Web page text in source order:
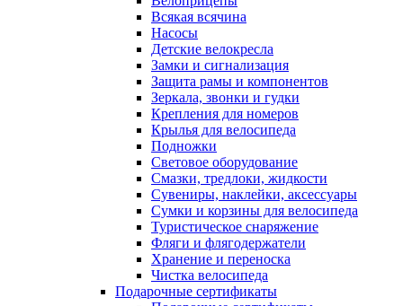
Всякая всячина
Насосы
Детские велокресла
Замки и сигнализация
Защита рамы и компонентов
Зеркала, звонки и гудки
Крепления для номеров
Крылья для велосипеда
Подножки
Световое оборудование
Смазки, тредлоки, жидкости
Сувениры, наклейки, аксессуары
Сумки и корзины для велосипеда
Туристическое снаряжение
Фляги и флягодержатели
Хранение и переноска
Чистка велосипеда
Подарочные сертификаты